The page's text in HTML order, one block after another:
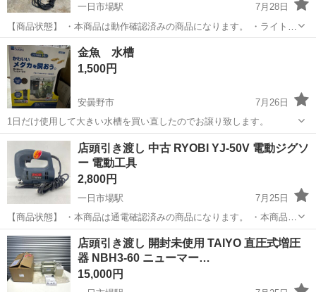
一日市場駅
7月28日
【商品状態】 ・本商品は動作確認済みの商品になります。 ・ライトが
接触不良です。ボタンを強く押し込めば点灯します。 ・レーザーの動
作は確認できておりません。 ・中古品のため使用に伴うキズや汚れが
ございます。 ・状態...
長野 安曇野市 一日市場駅
金魚 水槽
1,500円
安曇野市
7月26日
1日だけ使用して大きい水槽を買い直したのでお譲り致します。
長野 安曇野市 その他
店頭引き渡し 中古 RYOBI YJ-50V 電動ジグソ
ー 電動工具
2,800円
一日市場駅
7月25日
【商品状態】 ・本商品は通電確認済みの商品になります。 ・本商品は
中古品のため使用に伴うキズや汚れがございます。 ・状態等写真にて
のご確認をお願い致します。 ・実際の作業手順に沿った動作確認は環
境がない為、行って...
長野 安曇野市 一日市場駅 その他
店頭引き渡し 開封未使用 TAIYO 直圧式増圧
器 NBH3-60 ニューマー…
15,000円